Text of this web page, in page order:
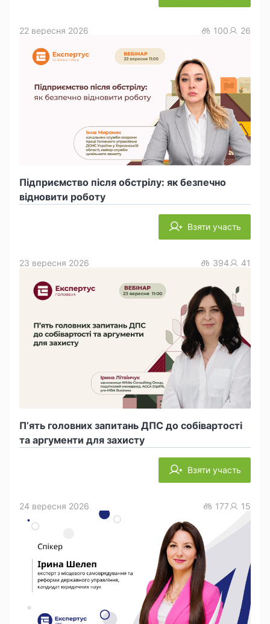
Підприємство після обстрілу: як безпечно
відновити роботу
22 вересня 2026 100 26
Взяти участь
П’ять головних запитань ДПС до собівартості
та аргументи для захисту
23 вересня 2026 394 41
Взяти участь
24 вересня 2026 177 15